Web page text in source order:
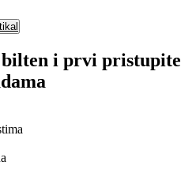
bilten i prvi pristupite